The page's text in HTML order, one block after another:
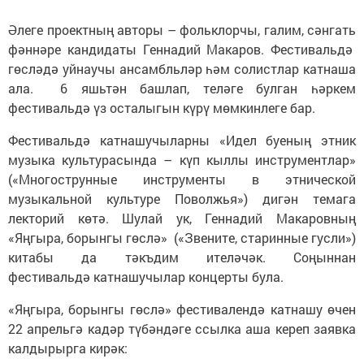
Әлеге проектның авторы – фольклорчы, галим, сәнгать
фәннәре кандидаты Геннадий Макаров. Фестивальдә
гөсләдә уйнаучы ансамбльләр һәм солистлар катнаша
ала. 6 яшьтән башлап, теләге булган һәркем
фестивальдә үз осталыгын күрү мөмкинлеге бар.
Фестивальдә катнашучыларны «Идел буеның этник
музыка культурасында – күп кыллы инструментлар»
(«Многострунные инструменты в этнической
музыкальной культуре Поволжья») дигән темага
лекторий көтә. Шулай ук, Геннадий Макаровның
«Яңгыра, борынгы гөслә» («Звените, старинные гусли»)
китабы да тәкъдим ителәчәк. Соңыннан
фестивальдә катнашучылар концерты була.
«Яңгыра, борынгы гөслә» фестивалендә катнашу өчен
22 апрельгә кадәр түбәндәге ссылка аша кереп заявка
калдырырга кирәк: